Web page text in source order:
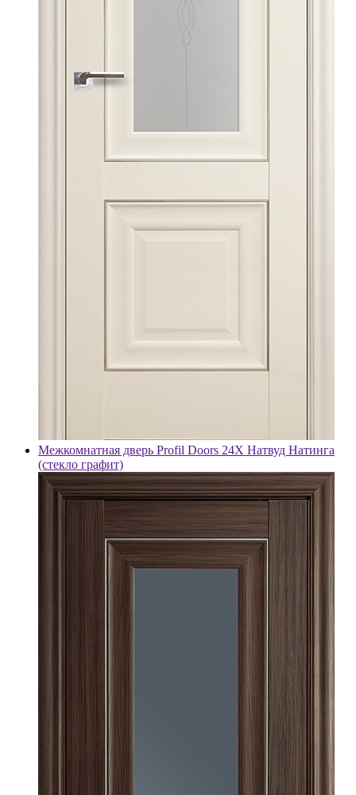
Межкомнатная дверь Profil Doors 24X Натвуд Натинга
(стекло графит)